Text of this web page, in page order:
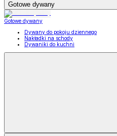
Gotowe dywany
Gotowe dywany
Dywany do pokoju dziennego
Nakładki na schody
Dywaniki do kuchni